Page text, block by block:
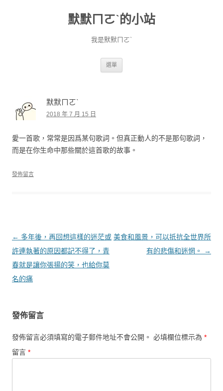
默默ㄇㄛˋ的小站
我是默默ㄇㄛˋ
選單
默默ㄇㄛˋ
2018 年 7 月 15 日
愛一首歌，常常是因爲某句歌詞。但真正動人的不是那句歌詞，
而是在你生命中那些關於這首歌的故事。
發佈留言
文章導覽
← 多年後，再回想這樣的迷茫或
許連執著的原因都記不得了，青
春就是讓你張揚的笑，也給你莫
名的痛
美食和風景，可以抵抗全世界所
有的悲傷和迷惘。
→
發佈留言
發佈留言必須填寫的電子郵件地址不會公開。 必填欄位標示為 *
留言 *